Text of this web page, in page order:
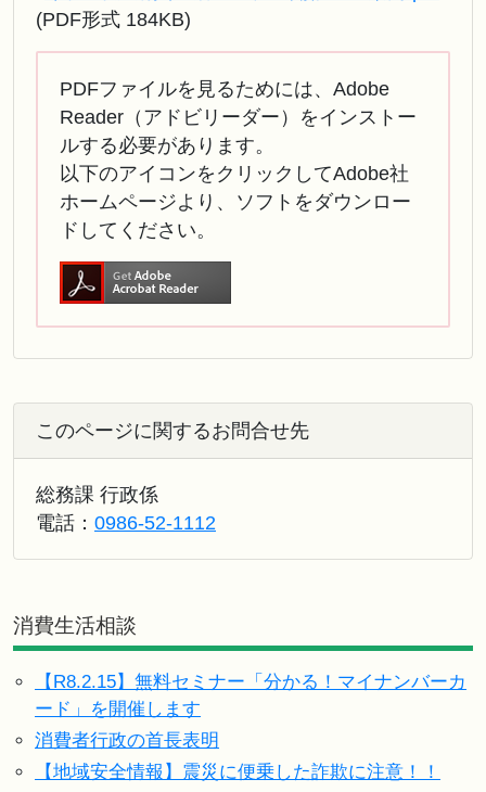
(PDF形式 184KB)
PDFファイルを見るためには、Adobe
Reader（アドビリーダー）をインストー
ルする必要があります。
以下のアイコンをクリックしてAdobe社
ホームページより、ソフトをダウンロー
ドしてください。
このページに関するお問合せ先
総務課 行政係
電話： 0986-52-1112
消費生活相談
【R8.2.15】無料セミナー「分かる！マイナンバーカ
ード」を開催します
消費者行政の首長表明
【地域安全情報】震災に便乗した詐欺に注意！！